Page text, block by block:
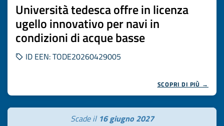
Università tedesca offre in licenza
ugello innovativo per navi in
condizioni di acque basse
ID EEN: TODE20260429005
SCOPRI DI PIÙ →
Scade il 16 giugno 2027